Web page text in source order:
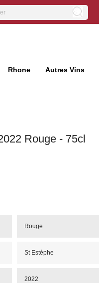
Rhone Autres Vins
Rouge - 75cl
Rouge
St Estèphe
2022